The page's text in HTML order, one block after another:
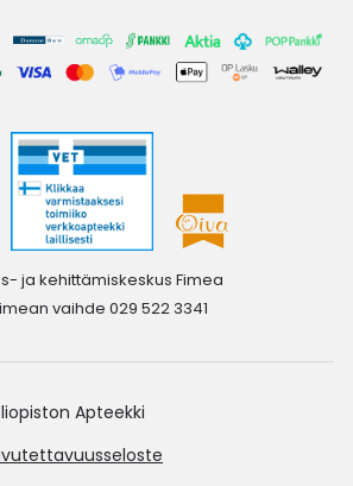
ja kehittämiskeskus Fimea
vaihde 029 522 3341
Apteekki